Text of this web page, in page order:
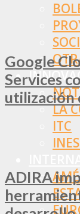
LA
ITC
Google
Services
utilización
ADIRA